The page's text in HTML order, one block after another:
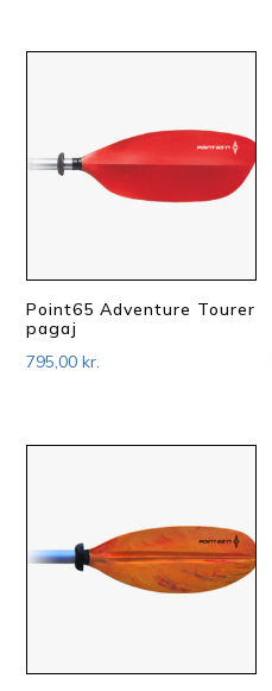
Point65 Adventure Tourer
pagaj
795,00kr.